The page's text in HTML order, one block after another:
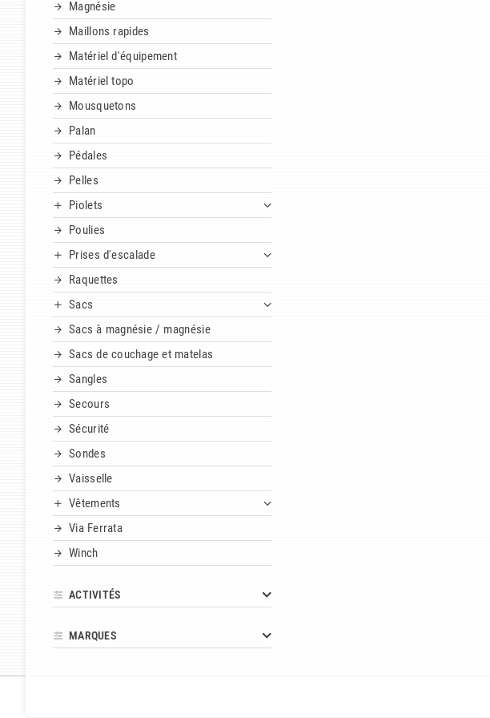
Magnésie
Maillons rapides
Matériel d'équipement
Matériel topo
Mousquetons
Palan
Pédales
Pelles
Piolets
Poulies
Prises d'escalade
Raquettes
Sacs
Sacs à magnésie / magnésie
Sacs de couchage et matelas
Sangles
Secours
Sécurité
Sondes
Vaisselle
Vêtements
Via Ferrata
Winch
ACTIVITÉS
MARQUES